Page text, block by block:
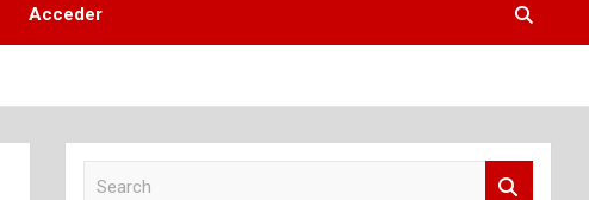
Acceder